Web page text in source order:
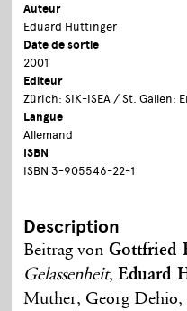
Auteur
Eduard Hüttinger
Date de sortie
2001
Editeur
Zürich: SIK-ISEA / St. Gallen:
Langue
Allemand
ISBN
ISBN 3-905546-22-1
Description
Beitrag vonGottfried
Gelassenheit,Eduard
Muther, Georg